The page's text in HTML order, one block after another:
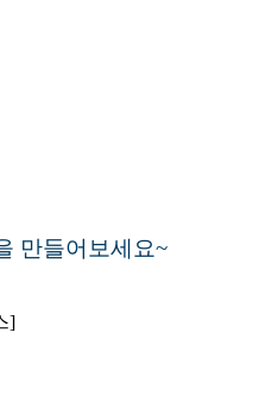
만들어보세요~
]